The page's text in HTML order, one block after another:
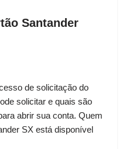
Santander
de solicitação do
solicitar e quais são
abrir sua conta. Quem
SX está disponível